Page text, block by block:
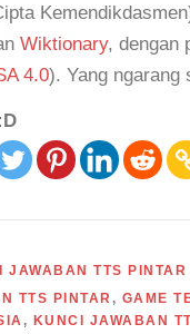
Wiktionary, dengan
4.0). Yang ngarang
JAWABAN TTS PINTAR
TTS PINTAR , GAME
, KUNCI JAWABAN